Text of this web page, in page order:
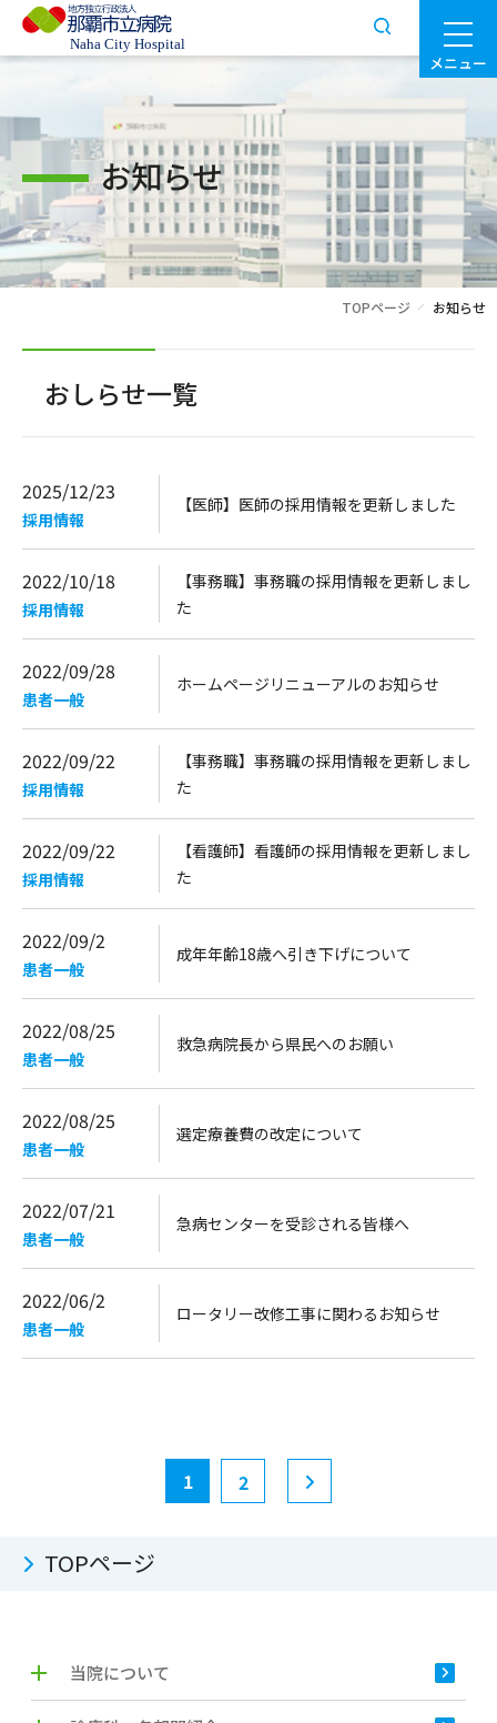
メニュー
お知らせ
TOPページ お知らせ
おしらせ一覧
2025/12/23
採用情報
【医師】医師の採用情報を更新しました
2022/10/18
採用情報
【事務職】事務職の採用情報を更新しまし
た
2022/09/28
患者一般
ホームページリニューアルのお知らせ
2022/09/22
採用情報
【事務職】事務職の採用情報を更新しまし
た
2022/09/22
採用情報
【看護師】看護師の採用情報を更新しまし
た
2022/09/2
患者一般
成年年齢18歳へ引き下げについて
2022/08/25
患者一般
救急病院長から県民へのお願い
2022/08/25
患者一般
選定療養費の改定について
2022/07/21
患者一般
急病センターを受診される皆様へ
2022/06/2
患者一般
ロータリー改修工事に関わるお知らせ
1 2
TOPページ
当院について